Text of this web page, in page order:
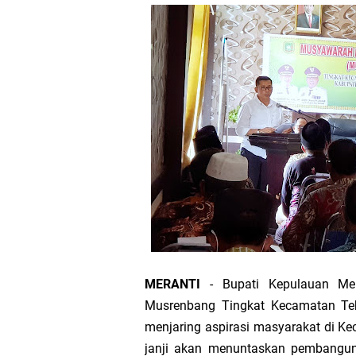
Audiensi
Feni Utami
Camat Pulau
DPP PKB
Hari Bhakti
Pelepasan
Transmigrasi
AKBP Gede
MERANTI - Bupati Kepulauan
Musrenbang Tingkat Kecamatan
menjaring aspirasi masyarakat di
janji akan menuntaskan